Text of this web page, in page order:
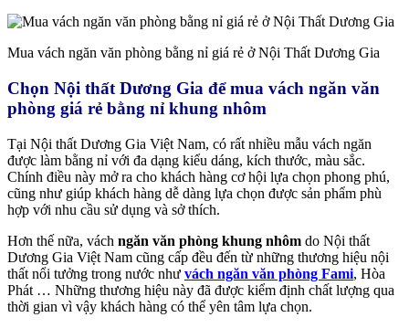
Mua vách ngăn văn phòng bằng nỉ giá rẻ ở Nội Thất Dương Gia
Chọn Nội thất Dương Gia để mua vách ngăn văn
phòng giá rẻ bằng nỉ khung nhôm
Tại Nội thất Dương Gia Việt Nam, có rất nhiều mẫu vách ngăn
được làm bằng nỉ với đa dạng kiểu dáng, kích thước, màu sắc.
Chính điều này mở ra cho khách hàng cơ hội lựa chọn phong phú,
cũng như giúp khách hàng dễ dàng lựa chọn được sản phẩm phù
hợp với nhu cầu sử dụng và sở thích.
Hơn thế nữa, vách ngăn văn phòng khung nhôm do Nội thất
Dương Gia Việt Nam cũng cấp đều đến từ những thương hiệu nội
thất nổi tưởng trong nước như vách ngăn văn phòng Fami, Hòa
Phát … Những thương hiệu này đã được kiểm định chất lượng qua
thời gian vì vậy khách hàng có thể yên tâm lựa chọn.